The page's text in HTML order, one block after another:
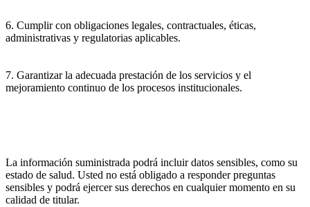
6. Cumplir con obligaciones legales, contractuales, éticas,
administrativas y regulatorias aplicables.
7. Garantizar la adecuada prestación de los servicios y el
mejoramiento continuo de los procesos institucionales.
La información suministrada podrá incluir datos sensibles, como su
estado de salud. Usted no está obligado a responder preguntas
sensibles y podrá ejercer sus derechos en cualquier momento en su
calidad de titular.